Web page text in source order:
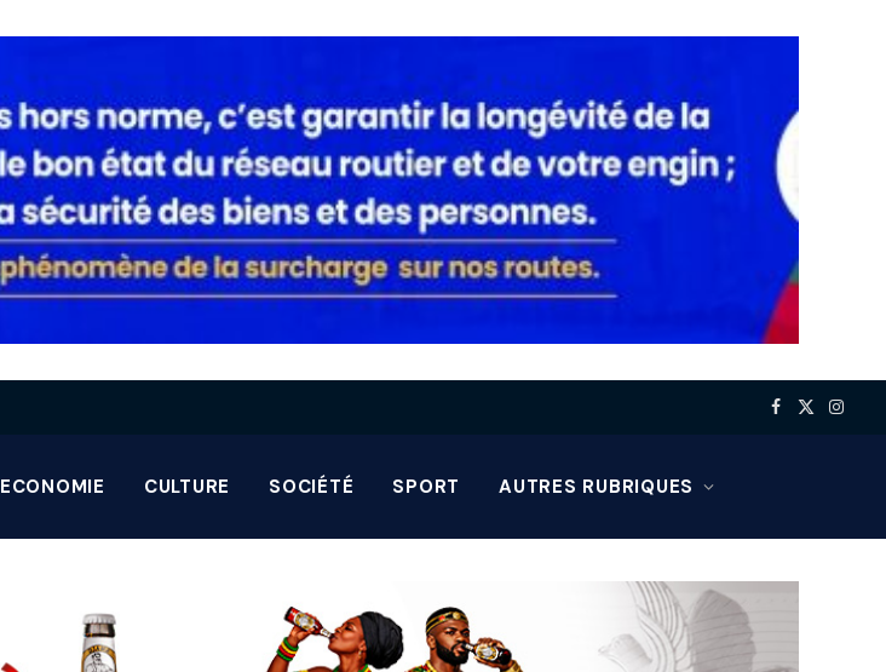
Facebook
X
ECONOMIE CULTURE SOCIÉTÉ SPORT AUTRES RUBRIQUES